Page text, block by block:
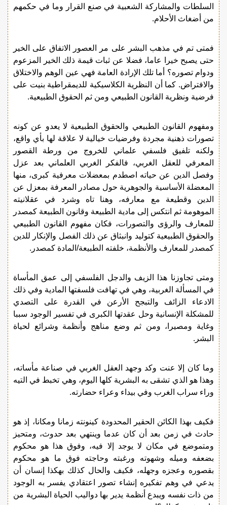
السلطات والمشاركة الشعبية في صنع القرار وما في حكمهم
من أضغاث الأحلام.
فمتى تم في مذهب البشر على مر العصور الاتفاق على الخير
حتى يصبح خيرا عاما، فضلا عن ثبات قيمة ذلك الخير المزعوم
ودوام تصوره؟ أما تلك الإرادة العامة فهي عين الوهم والاختلاق
والافتراض. كما أن النظرية الكلاسيكية للديمقراطية بنيت على
فرضية ونظرية القانون الطبيعي ومن ثم الحقوق الطبيعية.
ومفهوم القانون الطبيعي والحقوق الطبيعية لا يعدو عن كونه
تصورات ذهنية مجردة وفرضيات خيالية لا علاقة لها بأي واقع،
ولكنه تلفيق فلسفي علماني للخروج من ورطة القصور
المعرفي للعقل الغربي، فالفكر الغربي العلماني بعد عزل
وفصل الدين عن حياته اصطدم بمعضلات معرفية كبرى، منها
المعضلة الأساسية والجوهرية حول مصادر المعرفة بمعزل عن
الدين وقطيعة مع معارفه، وهنا تاه وشرد في عقلانيته
الموهومة ثم انتكس إلى مادية الطبيعة وقانون الطبيعة كمصدر
للمعارف والرؤى والتصورات، فكان مفهوم القانون الطبيعي
والحقوق الطبيعية كتوليد وانبثاق عن ذلك الفصل والإنكار للدين
كمصدر للمعارف والأنظمة، خلفته الطبيعة/المادة كمصدر.
ومتى تجاوزنا هذا الزيف والدجل الفلسفي إلى عمق المأساة
في المسألة الغربية، وهي في تهافت فلسفتها المادية وفي ذلك
الادعاء الزائف والتبجح الأرعن في القدرة على التصدي
للمشكلة الإنسانية وحل عقدتها الكبرى في تفسير الوجود سببا
وغاية ومصيرا، ومن ثم وضع مناهج وأنظمة وشرائع لحياة
البشر.
وما كان إلا عنت وكد وجهد العقل الغربي في صناعة مأساته،
وهذا هو الذي تشقى به البشرية كلها اليوم، وهي تخبط في التيه
وراء سراب الغرب وفي بيداء وعراء حضارته.
فكيف بهذا الكائن الحقير المحدودة كينونته زمانا ومكانا، إذ هو
حادث في زمن بعد أن كان عدما وينتهي بعد حدوث، ومتحيز
ومتموضع في مكان لا يوجد إلا فيه، وفوق هذا هو محكوم
بضعفه وميله وشهوته ورغبته وحاجته فوق ما هو محكوم
بقصوره وعجزه وجهله، فكيف والحال كذلك بهكذا إنسان أن
يدعي في وهم تفكيره إنشاء تصور اعتقادي يفسر به الوجود
من ذات نفسه ويبدع أنظمة يدير بها دواليب الحياة البشرية من